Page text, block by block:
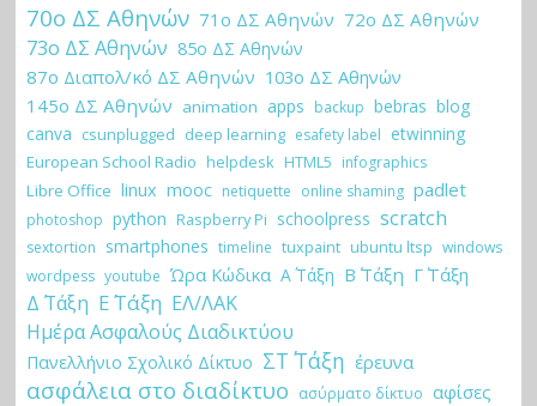
70ο ΔΣ Αθηνών 71ο ΔΣ Αθηνών 72ο ΔΣ Αθηνών
73ο ΔΣ Αθηνών 85ο ΔΣ Αθηνών
87ο Διαπολ/κό ΔΣ Αθηνών 103ο ΔΣ Αθηνών
145ο ΔΣ Αθηνών animation apps backup bebras blog
canva csunplugged deep learning esafety label etwinning
European School Radio helpdesk HTML5 infographics
Libre Office linux mooc netiquette online shaming padlet
photoshop python Raspberry Pi schoolpress scratch
sextortion smartphones timeline tuxpaint ubuntu ltsp windows
wordpess youtube Ώρα Κώδικα Α΄ Τάξη Β΄ Τάξη Γ΄ Τάξη
Δ΄ Τάξη Ε΄ Τάξη ΕΛ/ΛΑΚ
Ημέρα Ασφαλούς Διαδικτύου
Πανελλήνιο Σχολικό Δίκτυο ΣΤ΄ Τάξη έρευνα
ασφάλεια στο διαδίκτυο ασύρματο δίκτυο αφίσες